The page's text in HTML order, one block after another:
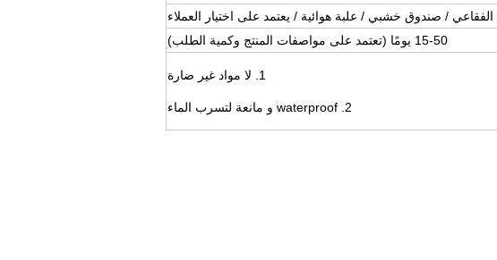
الفقاعي / صندوق خشبي / علبة هوائية / يعتمد على اختيار العملاء
15-50 يومًا (تعتمد على مواصفات المنتج وكمية الطلب)
1. لا مواد غير ضارة
2. waterproof و مانعة لتسرب الماء